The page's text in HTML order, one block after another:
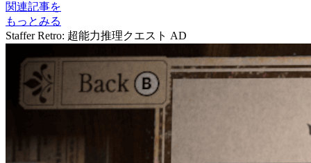
関連記事を
もっとみる
Staffer Retro: 超能力推理クエスト AD